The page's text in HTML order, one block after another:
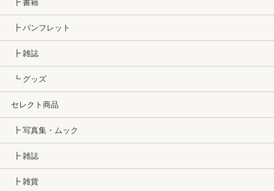
┣ パンフレット
┣ 雑誌
┗ グッズ
セレクト商品
┣ 写真集・ムック
┣ 雑誌
┣ 雑貨